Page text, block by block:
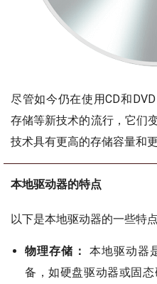
尽管如今仍在使用CD和
存储等新技术的流行，它们
技术具有更高的存储容量和
本地驱动器的特点
以下是本地驱动器的一些特点
物理存储：
本地驱动器
备，如硬盘驱动器或固